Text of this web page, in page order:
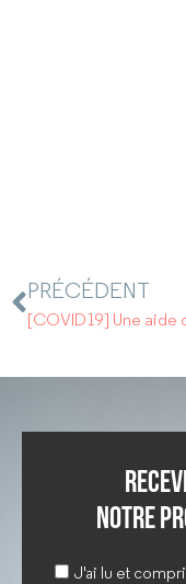
PRÉCÉDENT
notre
J'ai lu et